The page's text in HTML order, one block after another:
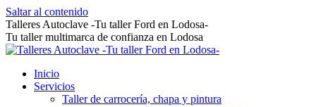
Saltar al contenido
Talleres Autoclave -Tu taller Ford en Lodosa-
Tu taller multimarca de confianza en Lodosa
Inicio
Servicios
Taller de carrocería, chapa y pintura